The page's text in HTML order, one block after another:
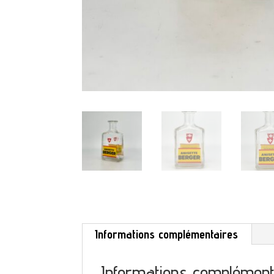
Informations complémentaires